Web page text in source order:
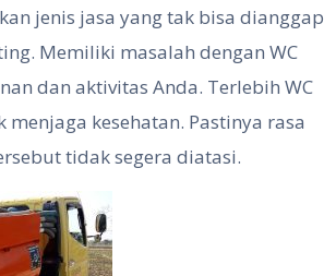
jenis jasa yang tak bisa dianggap
Memiliki masalah dengan WC
dan aktivitas Anda. Terlebih WC
kesehatan. Pastinya rasa
tidak segera diatasi.